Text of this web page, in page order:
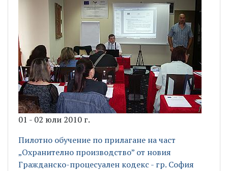
01 - 02 юли 2010 г.
Пилотно обучение по прилагане на част
„Охранително производство” от новия
Гражданско-процесуален кодекс - гр. София